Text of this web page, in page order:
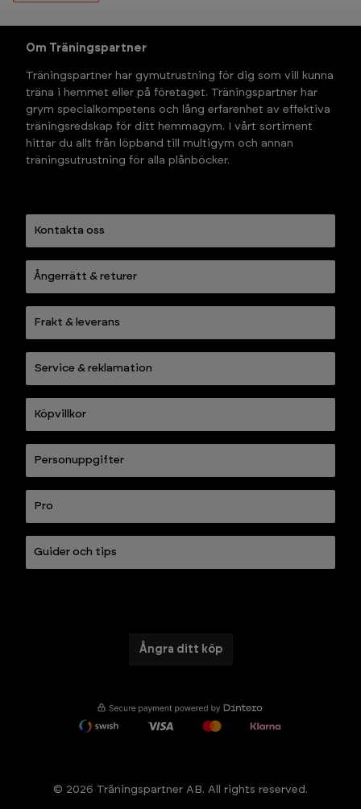
Om Träningspartner
Träningspartner har gymutrustning för dig som vill kunna
träna i hemmet eller på företaget. Träningspartner har
grym specialkompetens och lång erfarenhet av effektiva
träningsredskap för ditt hemmagym. I vårt sortiment
hittar du allt från löpband till multigym och annan
träningsutrustning för alla plånböcker.
Kontakta oss
Ångerrätt & returer
Frakt & leverans
Service & reklamation
Köpvillkor
Personuppgifter
Pro
Guider och tips
Ångra ditt köp
© 2026 Trãningspartner AB. All rights reserved.